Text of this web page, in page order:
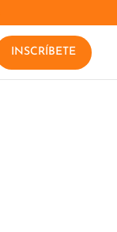
INSCRÍBETE